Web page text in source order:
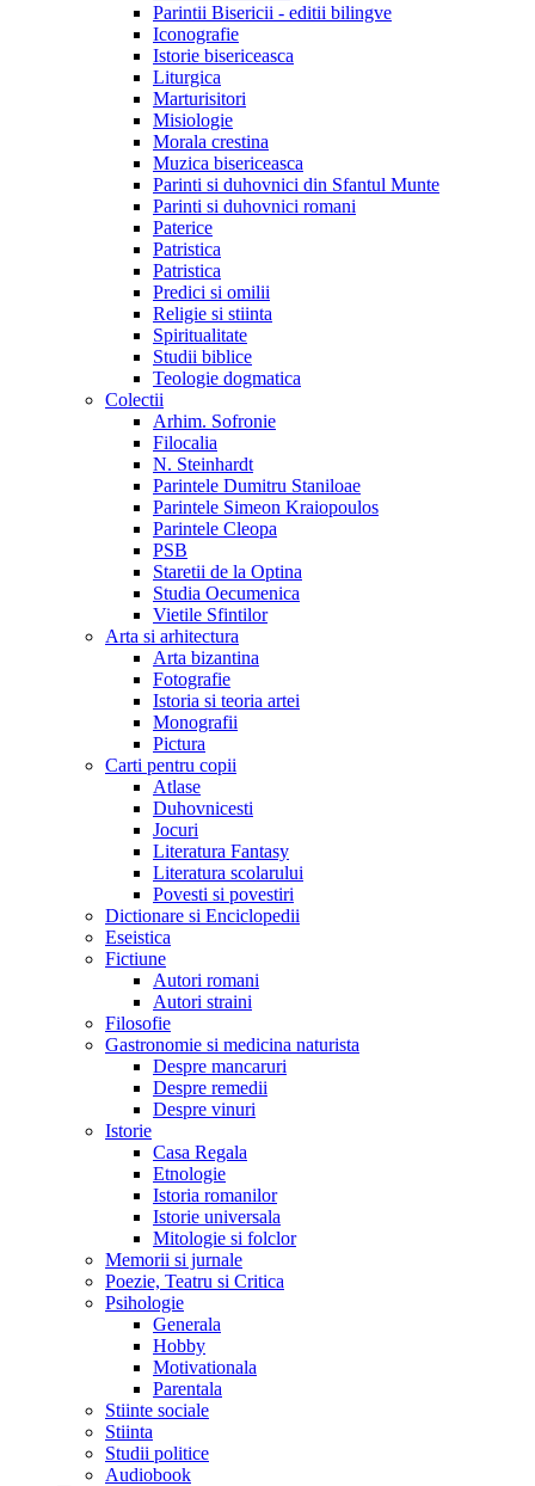
Parintii Bisericii - editii bilingve
Iconografie
Istorie bisericeasca
Liturgica
Marturisitori
Misiologie
Morala crestina
Muzica bisericeasca
Parinti si duhovnici din Sfantul Munte
Parinti si duhovnici romani
Paterice
Patristica
Patristica
Predici si omilii
Religie si stiinta
Spiritualitate
Studii biblice
Teologie dogmatica
Colectii
Arhim. Sofronie
Filocalia
N. Steinhardt
Parintele Dumitru Staniloae
Parintele Simeon Kraiopoulos
Parintele Cleopa
PSB
Staretii de la Optina
Studia Oecumenica
Vietile Sfintilor
Arta si arhitectura
Arta bizantina
Fotografie
Istoria si teoria artei
Monografii
Pictura
Carti pentru copii
Atlase
Duhovnicesti
Jocuri
Literatura Fantasy
Literatura scolarului
Povesti si povestiri
Dictionare si Enciclopedii
Eseistica
Fictiune
Autori romani
Autori straini
Filosofie
Gastronomie si medicina naturista
Despre mancaruri
Despre remedii
Despre vinuri
Istorie
Casa Regala
Etnologie
Istoria romanilor
Istorie universala
Mitologie si folclor
Memorii si jurnale
Poezie, Teatru si Critica
Psihologie
Generala
Hobby
Motivationala
Parentala
Stiinte sociale
Stiinta
Studii politice
Audiobook